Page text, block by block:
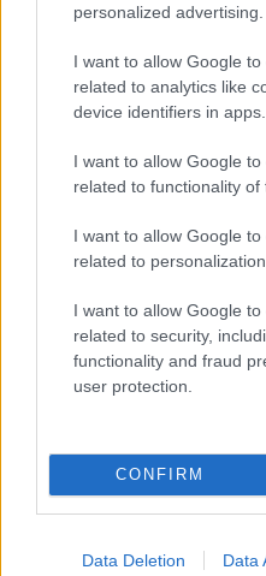
personalized advertising.
I want to allow Google
related to analytics like
device identifiers in apps.
I want to allow Google
related to functionality of
I want to allow Google
related to personalization.
I want to allow Google
related to security,
functionality and fraud
user protection.
CONFIRM
Data Deletion Data
Aκολουθήστε μας
παντού…
31/07/2026